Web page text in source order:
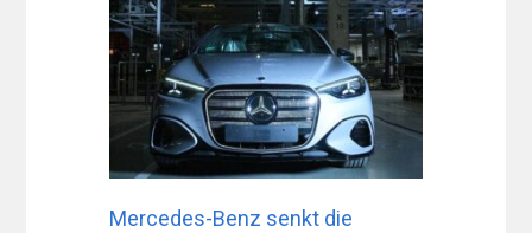
Mercedes-Benz senkt die